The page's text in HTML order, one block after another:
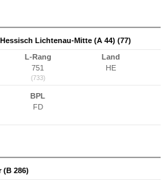
Lichtenau-Mitte (A 44) (77)
L-Rang
751
(733)
Land
HE
BPL
FD
(B 286)